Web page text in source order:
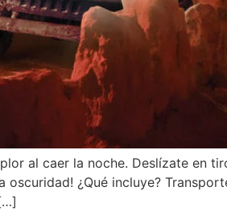
al caer la noche. Deslízate en
¿Qué incluye?